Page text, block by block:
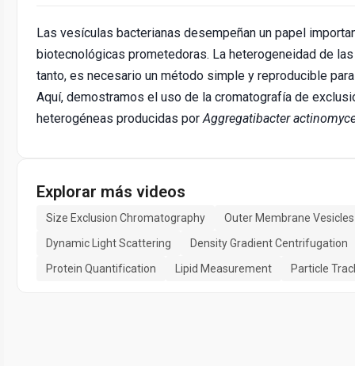
Las vesículas bacterianas desempeñan un papel
biotecnológicas prometedoras. La heterogeneidad de
tanto, es necesario un método simple y reproducible
Aquí, demostramos el uso de la cromatografía de
heterogéneas producidas porAggregatibacter
Explorar más videos
Size Exclusion Chromatography
Outer Membrane Vesicles
Dynamic Light Scattering
Density Gradient Centrifugation
Protein Quantification
Lipid Measurement Particle